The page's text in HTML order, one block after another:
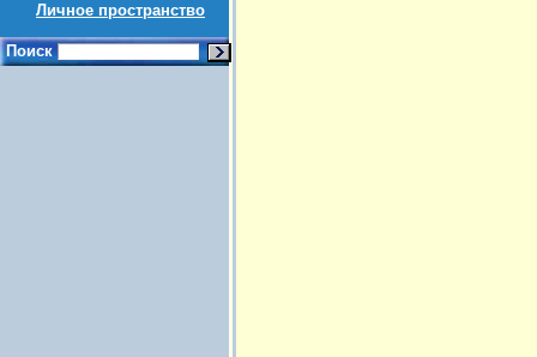
Личное пространство
Поиск